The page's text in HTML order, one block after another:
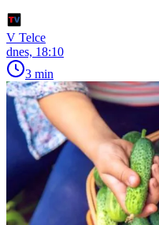
V Telce
dnes, 18:10
3 min